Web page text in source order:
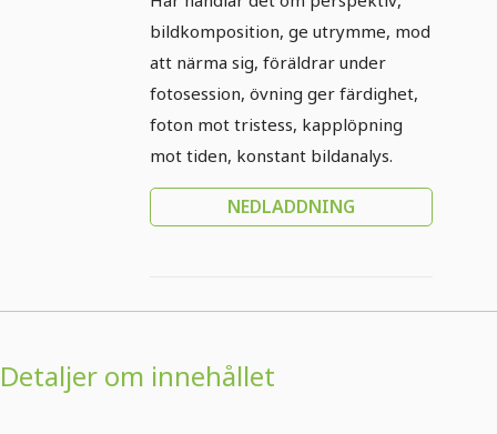
bildkomposition, ge utrymme, mod
att närma sig, föräldrar under
fotosession, övning ger färdighet,
foton mot tristess, kapplöpning
mot tiden, konstant bildanalys.
NEDLADDNING
Detaljer om innehållet